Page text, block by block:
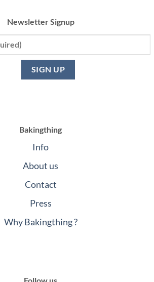
Newsletter Signup
Bakingthing
Info
About us
Contact
Press
Why Bakingthing ?